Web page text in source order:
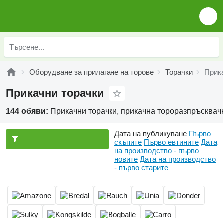
Оборудване за прилагане на торове Торачки
Прикачни торачки
144 обяви: Прикачни торачки, прикачна
Дата на публикуване Първо
скъпите Първо евтините Дата
на производство - първо
новите Дата на производство
- първо старите